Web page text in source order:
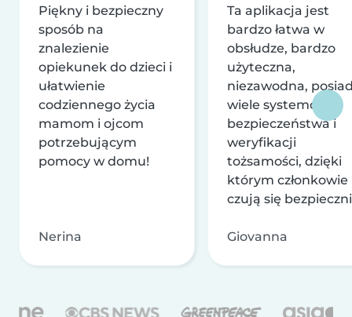
Piękny i bezpieczny
sposób na
znalezienie
opiekunek do dzieci i
ułatwienie
codziennego życia
mamom i ojcom
potrzebującym
pomocy w domu!
Nerina
Ta aplikacja jest
bardzo łatwa w
obsłudze, bardzo
użyteczna,
niezawodna,
wiele systemów
bezpieczeństwa i
weryfikacji
tożsamości, dzięki
którym członkowie
czują się
Giovanna